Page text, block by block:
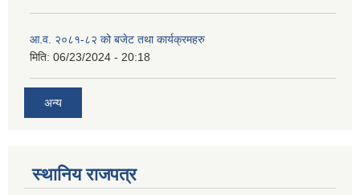
आ.व. २०८१-८२ को बजेट तथा कार्यक्रमहरु
मिति: 06/23/2024 - 20:18
अन्य
स्थानिय राजपत्र